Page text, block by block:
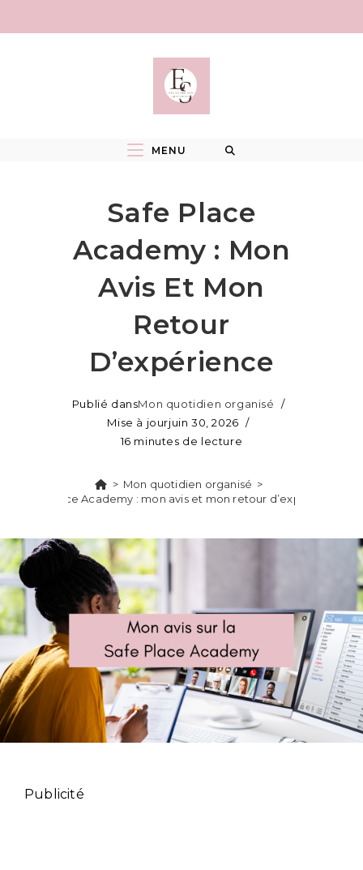
MENU
Safe Place
Academy : Mon
Avis Et Mon
Retour
D’expérience
Publié dansMon quotidien organisé
Mise à jourjuin 30, 2026
16 minutes de lecture
> Mon quotidien organisé >
Safe Place Academy : mon avis et mon retour d’expérience
Publicité